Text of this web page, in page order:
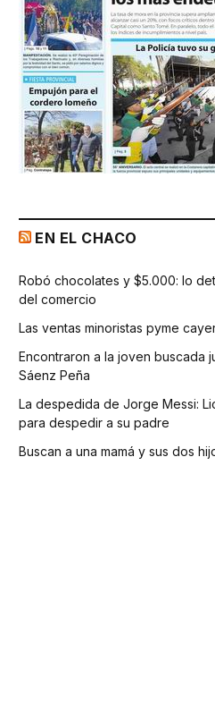
EN EL CHACO
Robó chocolates y $5.000: lo
del comercio
Las ventas minoristas pyme
Encontraron a la joven buscada
Sáenz Peña
La despedida de Jorge Messi:
para despedir a su padre
Buscan a una mamá y sus dos